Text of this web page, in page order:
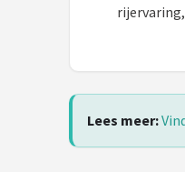
Lees meer: